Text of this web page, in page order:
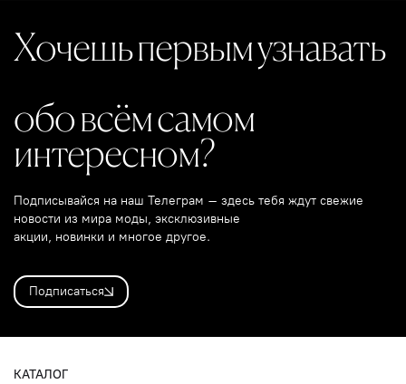
Хочешь первым узнавать
обо всём самом
интересном?
Подписывайся на наш Телеграм – здесь тебя ждут свежие
новости из мира моды, эксклюзивные
акции, новинки и многое другое.
Подписаться
КАТАЛОГ